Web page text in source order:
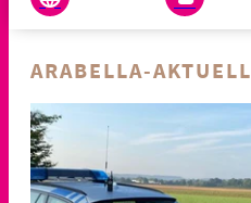
ARABELLA-AKTUELL